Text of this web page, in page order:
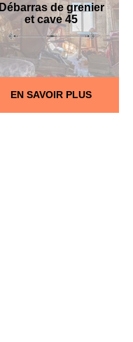
Débarras de grenier
et cave 45
EN SAVOIR PLUS